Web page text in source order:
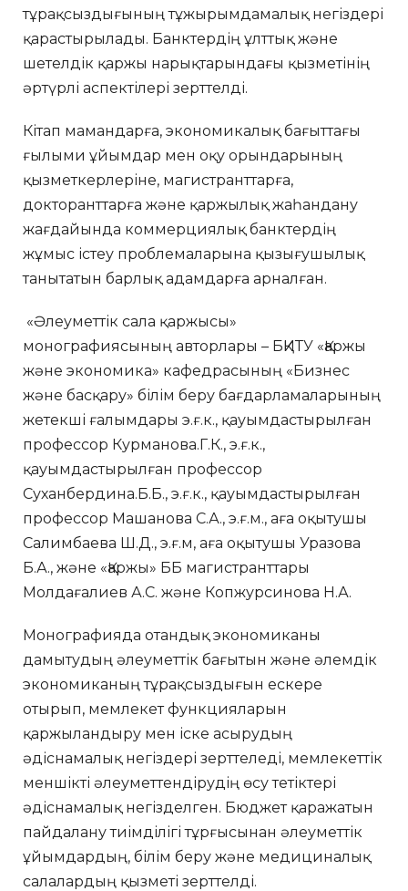
тұрақсыздығының тұжырымдамалық негіздері
қарастырылады. Банктердің ұлттық және
шетелдік қаржы нарықтарындағы қызметінің
әртүрлі аспектілері зерттелді.
Кітап мамандарға, экономикалық бағыттағы
ғылыми ұйымдар мен оқу орындарының
қызметкерлеріне, магистранттарға,
докторанттарға және қаржылық жаһандану
жағдайында коммерциялық банктердің
жұмыс істеу проблемаларына қызығушылық
танытатын барлық адамдарға арналған.
«Әлеуметтік сала қаржысы»
монографиясының авторлары – БҚИТУ «Қаржы
және экономика» кафедрасының «Бизнес
және басқару» білім беру бағдарламаларының
жетекші ғалымдары э.ғ.к., қауымдастырылған
профессор Курманова.Г.К., э.ғ.к.,
қауымдастырылған профессор
Суханбердина.Б.Б., э.ғ.к., қауымдастырылған
профессор Машанова С.А., э.ғ.м., аға оқытушы
Салимбаева Ш.Д., э.ғ.м, аға оқытушы Уразова
Б.А., және «Қаржы» ББ магистранттары
Молдағалиев А.С. және Копжурсинова Н.А.
Монографияда отандық экономиканы
дамытудың әлеуметтік бағытын және әлемдік
экономиканың тұрақсыздығын ескере
отырып, мемлекет функцияларын
қаржыландыру мен іске асырудың
әдіснамалық негіздері зерттеледі, мемлекеттік
меншікті әлеуметтендірудің өсу тетіктері
әдіснамалық негізделген. Бюджет қаражатын
пайдалану тиімділігі тұрғысынан әлеуметтік
ұйымдардың, білім беру және медициналық
салалардың қызметі зерттелді.